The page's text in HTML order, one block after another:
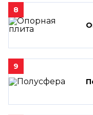
8
9